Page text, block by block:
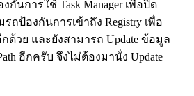
นการใช้ Task Manager เพื่อปิด
ถป้องกันการเข้าถึง Registry เพื่อ
ด้วย และยังสามารถ Update ข้อมูล
อีกครับ จึงไม่ต้องมานั่ง Update